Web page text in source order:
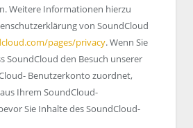
Weitere Informationen hierzu
von SoundCloud
pages/privacy. Wenn Sie
SoundCloud den Besuch unserer
Benutzerkonto zuordnet,
Ihrem SoundCloud-
Sie Inhalte des SoundCloud-